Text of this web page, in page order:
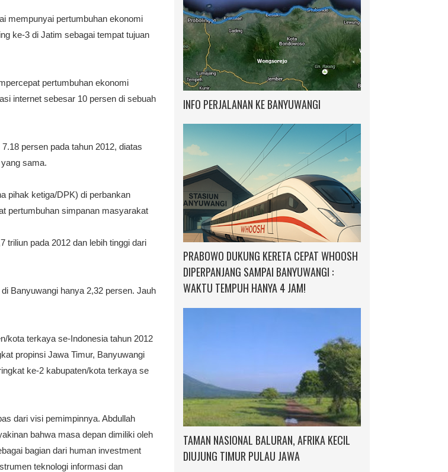
mempunyai pertumbuhan ekonomi
ke-3 di Jatim sebagai tempat tujuan
pertumbuhan ekonomi
internet sebesar 10 persen di sebuah
persen pada tahun 2012, diatas
sama.
pihak ketiga/DPK) di perbankan
pertumbuhan simpanan masyarakat
triliun pada 2012 dan lebih tinggi dari
Banyuwangi hanya 2,32 persen. Jauh
kota terkaya se-Indonesia tahun 2012
propinsi Jawa Timur, Banyuwangi
ke-2 kabupaten/kota terkaya se
dari visi pemimpinnya. Abdullah
bahwa masa depan dimiliki oleh
bagian dari human investment
teknologi informasi dan
INFO PERJALANAN KE BANYUWANGI
PRABOWO DUKUNG KERETA CEPAT WHOOSH
DIPERPANJANG SAMPAI BANYUWANGI :
WAKTU TEMPUH HANYA 4 JAM!
TAMAN NASIONAL BALURAN, AFRIKA KECIL
DIUJUNG TIMUR PULAU JAWA